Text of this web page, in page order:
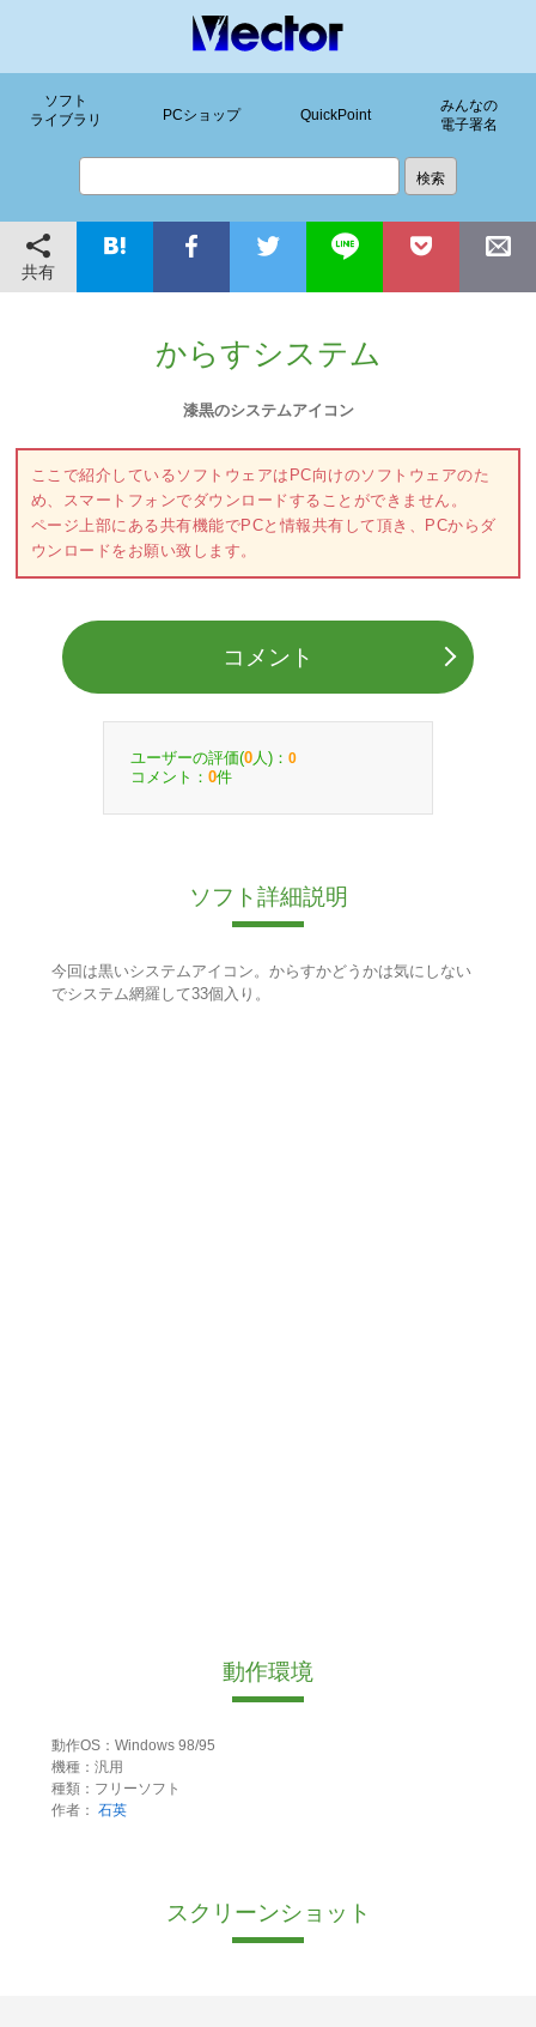
ソフト
ライブラリ
PCショップ QuickPoint
みんなの
電子署名
共有
からすシステム
漆黒のシステムアイコン
ここで紹介しているソフトウェアはPC向けのソフトウェアのた
め、スマートフォンでダウンロードすることができません。
ページ上部にある共有機能でPCと情報共有して頂き、PCからダ
ウンロードをお願い致します。
コメント
ユーザーの評価(0 人)： 0
コメント： 0件
ソフト詳細説明
今回は黒いシステムアイコン。からすかどうかは気にしない
でシステム網羅して33個入り。
動作環境
動作OS：Windows 98/95
機種：汎用
種類：フリーソフト
作者： 石英
スクリーンショット